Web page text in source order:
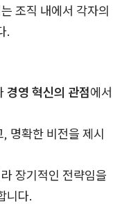
조직 내에서 각자의
.
경영 혁신의 관점에서
명확한 비전을 제시
장기적인 전략임을
니다.